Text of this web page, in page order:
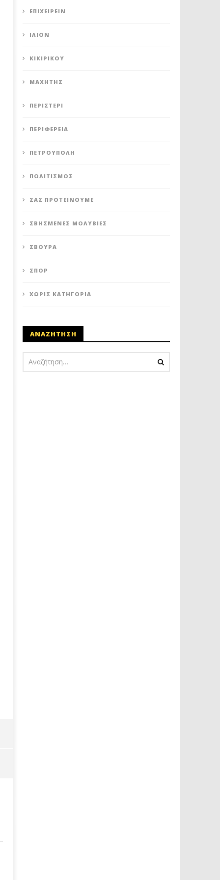
ΕΠΙΧΕΙΡΕΊΝ
ΊΛΙΟΝ
ΚΙΚΙΡΙΚΟΥ
ΜΑΧΗΤΗΣ
ΠΕΡΙΣΤΈΡΙ
ΠΕΡΙΦΈΡΕΙΑ
ΠΕΤΡΟΎΠΟΛΗ
ΠΟΛΙΤΙΣΜΌΣ
ΣΑΣ ΠΡΟΤΕΊΝΟΥΜΕ
ΣΒΗΣΜΈΝΕΣ ΜΟΛΥΒΙΈΣ
ΣΒΟΎΡΑ
ΣΠΟΡ
ΧΩΡΊΣ ΚΑΤΗΓΟΡΊΑ
ΑΝΑΖΗΤΗΣΗ